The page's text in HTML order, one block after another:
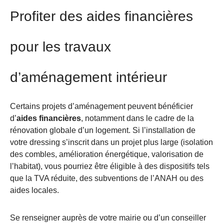
Profiter des aides financières
pour les travaux
d’aménagement intérieur
Certains projets d’aménagement peuvent bénéficier
d’aides financières, notamment dans le cadre de la
rénovation globale d’un logement. Si l’installation de
votre dressing s’inscrit dans un projet plus large (isolation
des combles, amélioration énergétique, valorisation de
l’habitat), vous pourriez être éligible à des dispositifs tels
que la TVA réduite, des subventions de l’ANAH ou des
aides locales.
Se renseigner auprès de votre mairie ou d’un conseiller